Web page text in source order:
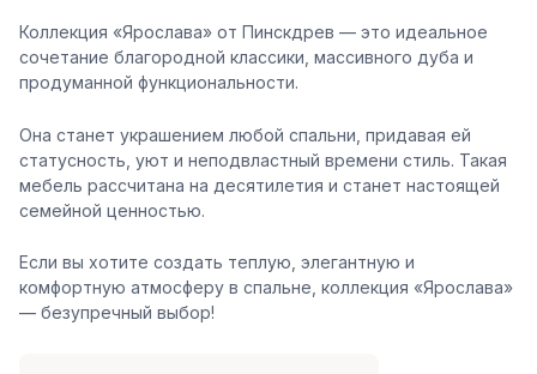
Коллекция «Ярослава» от Пинскдрев — это идеальное
сочетание благородной классики, массивного дуба и
продуманной функциональности.
Она станет украшением любой спальни, придавая ей
статусность, уют и неподвластный времени стиль. Такая
мебель рассчитана на десятилетия и станет настоящей
семейной ценностью.
Если вы хотите создать теплую, элегантную и
комфортную атмосферу в спальне, коллекция «Ярослава»
— безупречный выбор!